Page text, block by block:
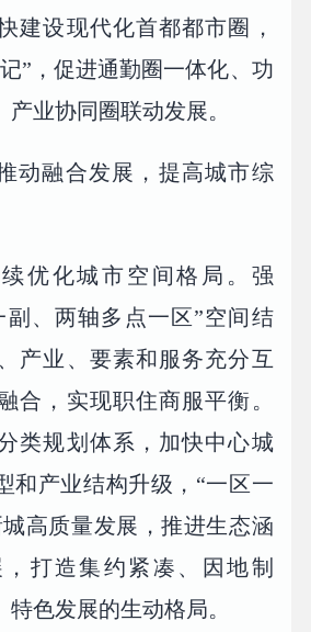
建设现代化首都都市圈，
”，促进通勤圈一体化、功
业协同圈联动发展。
动融合发展，提高城市综
续优化城市空间格局。强
副、两轴多点一区”空间结
产业、要素和服务充分互
合，实现职住商服平衡。
类规划体系，加快中心城
和产业结构升级，“一区一
高质量发展，推进生态涵
打造集约紧凑、因地制
色发展的生动格局。